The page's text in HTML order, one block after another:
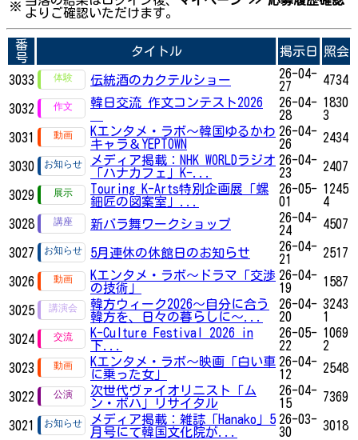
※ よりご確認いただけます。
番
号
タイトル 掲示日 照会
3033 伝統酒のカクテルショー
26-04-
27
4734
3032 韓日交流 作文コンテスト2026
26-04-
28
1830
3
3031
Kエンタメ・ラボ～韓国ゆるかわ
キャラ＆YEPTOWN
26-04-
26
2434
3030
メディア掲載：NHK WORLDラジオ
「ハナカフェ」K-...
26-04-
23
2407
3029
Touring K-Arts特別企画展「螺
鈿匠の図案室」...
26-05-
01
1245
4
3028
新バラ舞ワークショップ
26-04-
24
4507
3027 5月連休の休館日のお知らせ
26-04-
21
2517
3026
Kエンタメ・ラボ～ドラマ「交渉
の技術」
26-04-
19
1587
3025
韓方ウィーク2026～自分に合う
韓方を、日々の暮らしに～...
26-04-
20
3243
1
3024
K-Culture Festival 2026 in
下...
26-05-
22
1069
2
3023
Kエンタメ・ラボ～映画「白い車
に乗った女」
26-04-
12
2548
3022
次世代ヴァイオリニスト「ム
ン・ボハ」リサイタル
26-04-
15
7369
3021
メディア掲載：雑誌「Hanako」5
月号にて韓国文化院が...
26-03-
30
3018